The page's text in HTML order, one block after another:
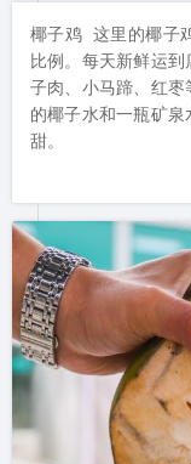
椰子鸡 这里的椰子
比例。每天新鲜运
子肉、小马蹄、红枣
的椰子水和一瓶矿
甜。